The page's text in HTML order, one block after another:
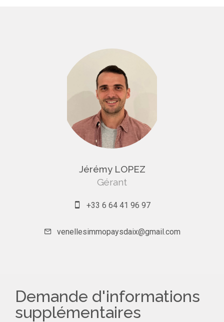
Jérémy LOPEZ
Gérant
+33 6 64 41 96 97
venellesimmopaysdaix@gmail.com
Demande d'informations
supplémentaires